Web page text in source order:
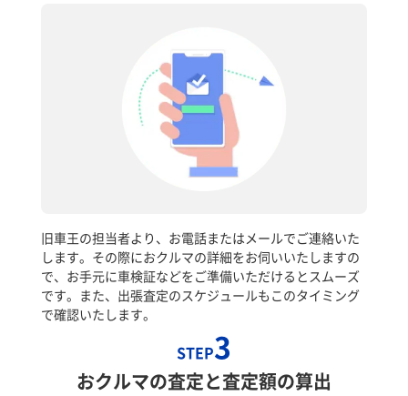
旧車王の担当者より、お電話またはメールでご連絡いた
します。その際におクルマの詳細をお伺いいたしますの
で、お手元に車検証などをご準備いただけるとスムーズ
です。また、出張査定のスケジュールもこのタイミング
で確認いたします。
STEP3
おクルマの査定と査定額の算出